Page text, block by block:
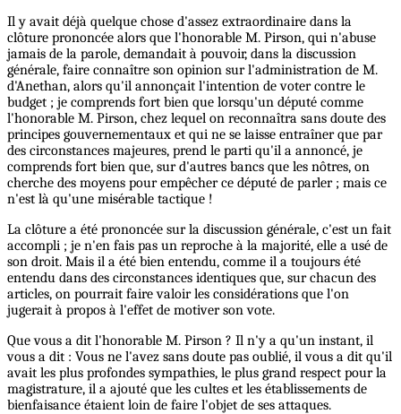
Il y avait déjà quelque chose d'assez extraordinaire dans la
clôture prononcée alors que l'honorable M. Pirson, qui n'abuse
jamais de la parole, demandait à pouvoir, dans la discussion
générale, faire connaître son opinion sur l'administration de M.
d'Anethan, alors qu'il annonçait l'intention de voter contre le
budget ; je comprends fort bien que lorsqu'un député comme
l'honorable M. Pirson, chez lequel on reconnaîtra sans doute des
principes gouvernementaux et qui ne se laisse entraîner que par
des circonstances majeures, prend le parti qu'il a annoncé, je
comprends fort bien que, sur d'autres bancs que les nôtres, on
cherche des moyens pour empêcher ce député de parler ; mais ce
n'est là qu'une misérable tactique !
La clôture a été prononcée sur la discussion générale, c'est un fait
accompli ; je n'en fais pas un reproche à la majorité, elle a usé de
son droit. Mais il a été bien entendu, comme il a toujours été
entendu dans des circonstances identiques que, sur chacun des
articles, on pourrait faire valoir les considérations que l'on
jugerait à propos à l'effet de motiver son vote.
Que vous a dit l'honorable M. Pirson ? Il n'y a qu'un instant, il
vous a dit : Vous ne l'avez sans doute pas oublié, il vous a dit qu'il
avait les plus profondes sympathies, le plus grand respect pour la
magistrature, il a ajouté que les cultes et les établissements de
bienfaisance étaient loin de faire l'objet de ses attaques.